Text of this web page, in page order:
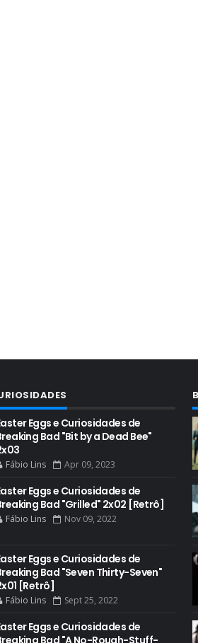
Eggs e Curiosidades de
Bad "Bit by a Dead Bee"
Fábio Lins Apr 09, 2023
Eggs e Curiosidades de
Bad "Grilled" 2x02 [Retrô]
Fábio Lins Nov 09, 2022
Eggs e Curiosidades de
Bad "Seven Thirty-Seven"
[Retrô]
Fábio Lins Sept 25, 2022
Eggs e Curiosidades de
Bad "A No-Rough-Stuff-